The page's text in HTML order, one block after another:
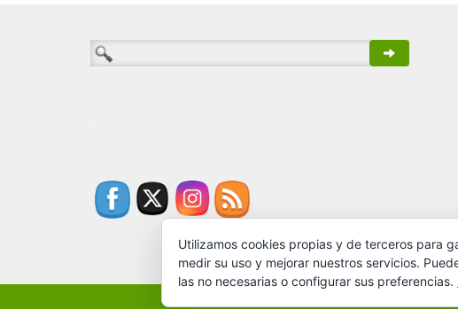
Utilizamos cookies propias y de terceros para
medir su uso y mejorar nuestros servicios.
las no necesarias o configurar sus preferencias.